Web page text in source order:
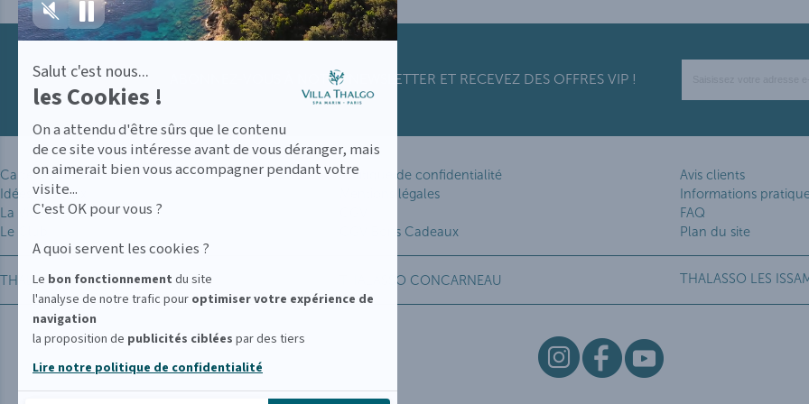
Salut c'est nous...
les Cookies !
On a attendu d'être sûrs que le contenu
de ce site vous intéresse avant de vous déranger, mais
on aimerait bien vous accompagner pendant votre
visite...
C'est OK pour vous ?
A quoi servent les cookies ?
Le bon fonctionnement du site
l'analyse de notre trafic pour optimiservotre expérience de
navigation
la proposition de publicités ciblées par des tiers
Lire notre politique de confidentialité
ABONNEZ-VOUS À NOTRE NEWSLETTER ET RECEVEZ DES OFFRES VIP !
Carte des soins
Idées cadeaux
La VILLA THALGO
Le Club
Politique de confidentialité
Mentions légales
CGV Bons Cadeaux
Avis clients
Informations
FAQ
Plan du site
THALGO THALASSO CONCARNEAU THALASSO LES